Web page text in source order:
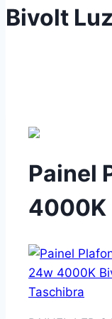
Bivolt
Painel
4000K